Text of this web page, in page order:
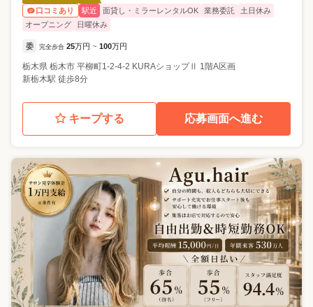
口コミあり
駅近 面貸し・ミラーレンタルOK 業務委託
土日休み
オープニング
日曜休み
委 完全歩合 25万円 ~ 100万円
栃木県 栃木市 平柳町1-2-4-2 KURAショップⅡ 1階A区画
新栃木駅 徒歩8分
キープする 応募画面へ進む